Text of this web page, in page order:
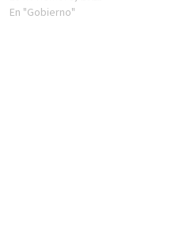
En "Gobierno"